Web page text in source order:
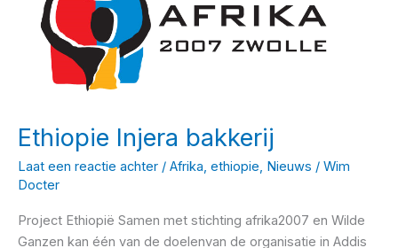
Ethiopie Injera bakkerij
Laat een reactie achter / Afrika, ethiopie, Nieuws / Wim
Docter
Project Ethiopië Samen met stichting afrika2007 en Wilde
Ganzen kan één van de doelenvan de organisatie in Addis